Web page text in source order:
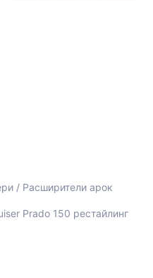
/ Расширители арок
Prado 150 рестайлинг